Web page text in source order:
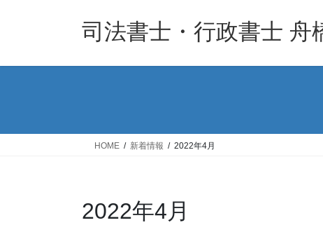
司法書士・行政書士 舟
HOME 新着情報 2022年4月
2022年4月